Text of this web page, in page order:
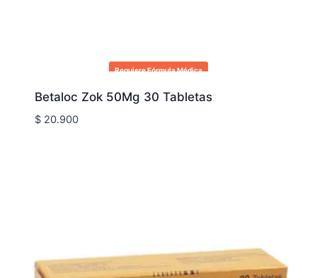
Requiere Fórmula Médica
Betaloc Zok 50Mg 30 Tabletas
$20.900